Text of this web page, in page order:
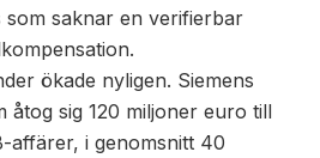
saknar en verifierbar
ökade nyligen. Siemens
åtog sig 120 miljoner euro till
affärer, i genomsnitt 40